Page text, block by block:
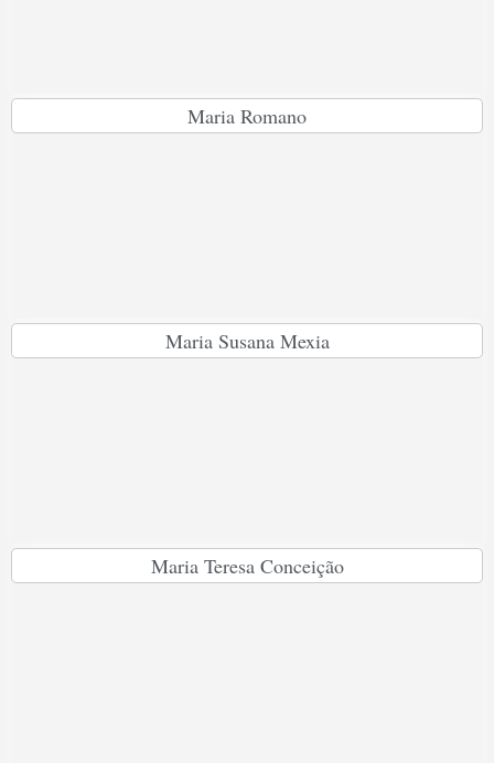
Maria Romano
Maria Susana Mexia
Maria Teresa Conceição